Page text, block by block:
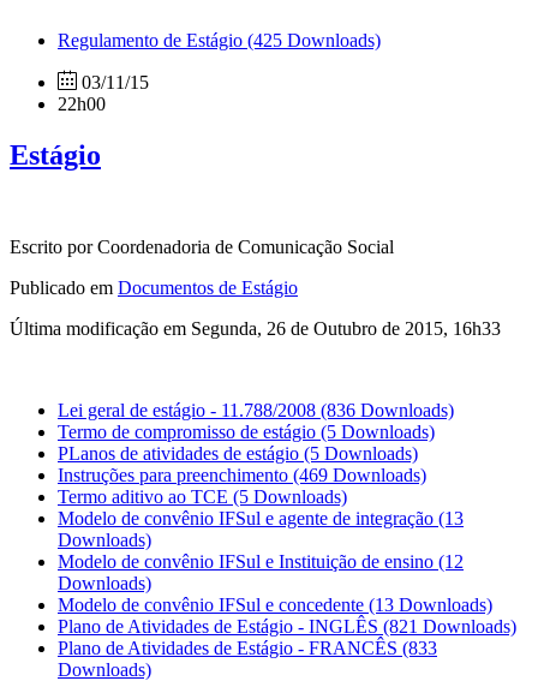
Regulamento de Estágio (425 Downloads)
03/11/15
22h00
Estágio
Escrito por Coordenadoria de Comunicação Social
Publicado em Documentos de Estágio
Última modificação em Segunda, 26 de Outubro de 2015, 16h33
Lei geral de estágio - 11.788/2008 (836 Downloads)
Termo de compromisso de estágio (5 Downloads)
PLanos de atividades de estágio (5 Downloads)
Instruções para preenchimento (469 Downloads)
Termo aditivo ao TCE (5 Downloads)
Modelo de convênio IFSul e agente de integração (13
Downloads)
Modelo de convênio IFSul e Instituição de ensino (12
Downloads)
Modelo de convênio IFSul e concedente (13 Downloads)
Plano de Atividades de Estágio - INGLÊS (821 Downloads)
Plano de Atividades de Estágio - FRANCÊS (833
Downloads)